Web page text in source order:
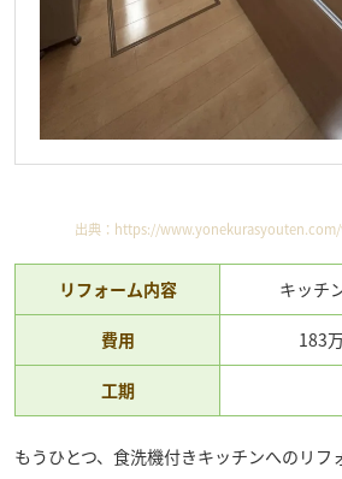
出典： https://
リフォーム内容 キッチ
費用 183
工期
もうひとつ、食洗機付きキッチンへのリフ